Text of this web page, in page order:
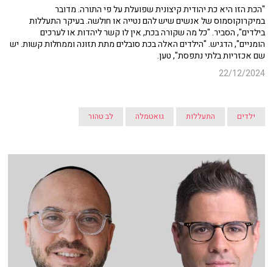
"הכת הזו היא כת יהודית קיצונית שפועלת על פי התורה. מדובר
במיקרוקוסמוס של אנשים שיש להם נטייה או חולשה. בעיקר התעללות
בילדים", הסביר. "כל מה שקורה בכת, אין לו קשר ליהדות או לערכים
הומניים", הדגיש. "הילדים האלה בכת סובלים מתת תזונה וממחלות קשות. יש
שם אכזריות בלתי נתפסת", טען.
22/12/2024
ילדים התעללות גואטמלה לב טהור